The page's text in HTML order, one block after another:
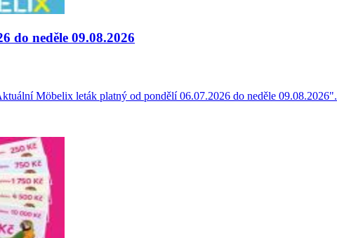
do neděle 09.08.2026
Möbelix leták platný od pondělí 06.07.2026 do neděle 09.08.2026".